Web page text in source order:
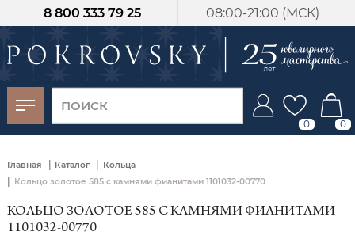
08:00-21:00 (МСК)
8 800 333 79 25
0 0
Главная | Каталог | Кольца
| Кольцо золотое 585 с камнями фианитами 1101032-00770
КОЛЬЦО ЗОЛОТОЕ 585 С КАМНЯМИ ФИАНИТАМИ
1101032-00770
-30%
от 15 дней с
момента оплаты